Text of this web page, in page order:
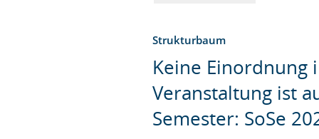
Strukturbaum
Keine Einordnung
Veranstaltung ist
Semester: SoSe